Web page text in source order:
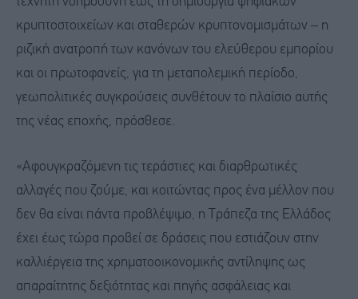
κρυπτοστοιχείων και σταθερών κρυπτονομισμάτων – η
ριζική ανατροπή των κανόνων του ελεύθερου εμπορίου
και οι πρωτοφανείς, για τη μεταπολεμική περίοδο,
γεωπολιτικές συγκρούσεις συνθέτουν το πλαίσιο αυτής
της νέας εποχής, πρόσθεσε.
«Αφουγκραζόμενη τις τεράστιες και διαρθρωτικές
αλλαγές που ζούμε, και κοιτώντας προς ένα μέλλον που
δεν θα είναι πάντα προβλέψιμο, η Τράπεζα της Ελλάδος
έχει έως τώρα προβεί σε δράσεις που εστιάζουν στην
καλλιέργεια της χρηματοοικονομικής αντίληψης ως
απαραίτητης δεξιότητας και πηγής ασφάλειας και